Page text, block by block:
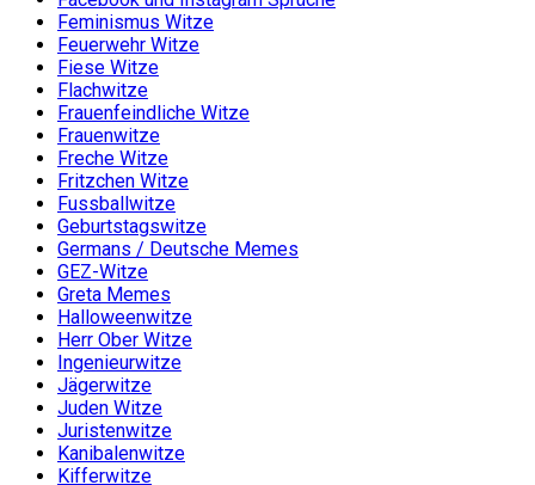
Feminismus Witze
Feuerwehr Witze
Fiese Witze
Flachwitze
Frauenfeindliche Witze
Frauenwitze
Freche Witze
Fritzchen Witze
Fussballwitze
Geburtstagswitze
Germans / Deutsche Memes
GEZ-Witze
Greta Memes
Halloweenwitze
Herr Ober Witze
Ingenieurwitze
Jägerwitze
Juden Witze
Juristenwitze
Kanibalenwitze
Kifferwitze